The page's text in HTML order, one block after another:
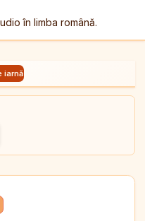
în limba română.
iarnă de William Shakespeare
X
pe Reddit
link-ul